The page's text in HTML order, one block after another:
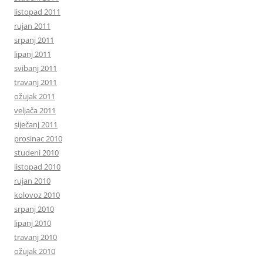
listopad 2011
rujan 2011
srpanj 2011
lipanj 2011
svibanj 2011
travanj 2011
ožujak 2011
veljača 2011
siječanj 2011
prosinac 2010
studeni 2010
listopad 2010
rujan 2010
kolovoz 2010
srpanj 2010
lipanj 2010
travanj 2010
ožujak 2010